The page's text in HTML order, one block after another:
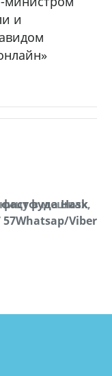
и
в мешках,
Hask
57Whatsap/Viber